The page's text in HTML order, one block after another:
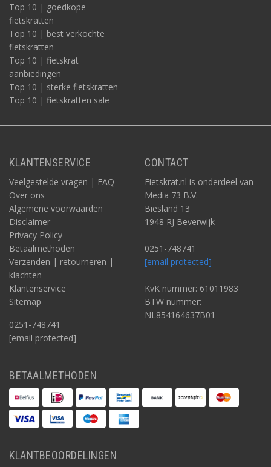
Top 10 | goedkope
fietskratten
Top 10 | best verkochte
fietskratten
Top 10 | fietskrat
aanbiedingen
Top 10 | sterke fietskratten
Top 10 | fietskratten sale
KLANTENSERVICE
Veelgestelde vragen | FAQ
Over ons
Algemene voorwaarden
Disclaimer
Privacy Policy
Betaalmethoden
Verzenden | retourneren |
klachten
Klantenservice
Sitemap
0251-748741
[email protected]
CONTACT
Fietskrat.nl is onderdeel van
Media 73 B.V.
Biesland 13
1948 RJ Beverwijk
0251-748741
[email protected]
KvK nummer: 61011983
BTW nummer:
NL854164637B01
BETAALMETHODEN
KLANTBEOORDELINGEN